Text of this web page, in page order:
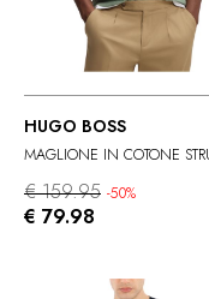
HUGO BOSS
€ 159.95 -50%
€ 79.98